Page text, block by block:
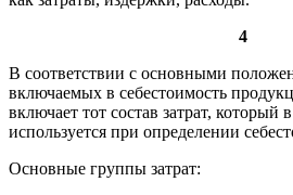
4
В соответствии с основными
включаемых в себестоимость
включает тот состав затрат, который
используется при определении
Основные группы затрат: